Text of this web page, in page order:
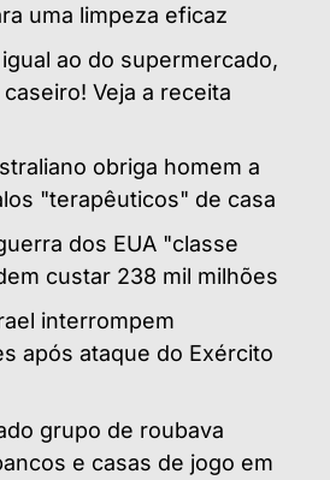
uma limpeza eficaz
ao do supermercado,
Veja a receita
obriga homem a
"terapêuticos" de casa
dos EUA "classe
custar 238 mil milhões
interrompem
após ataque do Exército
grupo de roubava
e casas de jogo em